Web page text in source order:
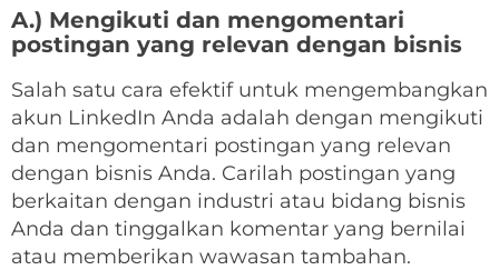
A.) Mengikuti dan mengomentari
postingan yang relevan dengan bisnis
Salah satu cara efektif untuk mengembangkan
akun LinkedIn Anda adalah dengan mengikuti
dan mengomentari postingan yang relevan
dengan bisnis Anda. Carilah postingan yang
berkaitan dengan industri atau bidang bisnis
Anda dan tinggalkan komentar yang bernilai
atau memberikan wawasan tambahan.